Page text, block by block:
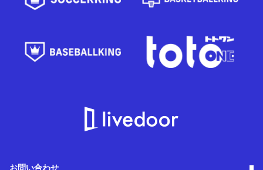
お問い合わせ